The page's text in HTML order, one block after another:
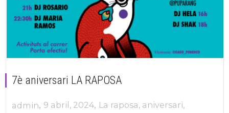
7è aniversari LA RAPOSA
admin, 9 abril, 2024, La raposa, aniversari,